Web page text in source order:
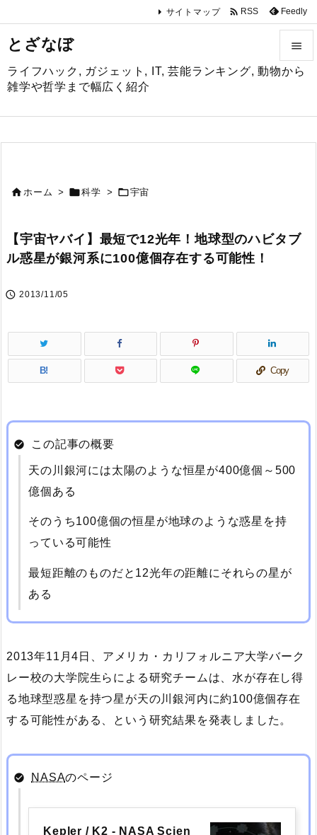
とざなぼ
ライフハック, ガジェット, IT, 芸能ランキング, 動物から
雑学や哲学まで幅広く紹介




サイトマップ  RSS Feedly
ホーム > 科学 > 宇宙
【宇宙ヤバイ】最短で12光年！地球型のハビタブ
ル惑星が銀河系に100億個存在する可能性！
 2013/11/05
B! Copy
この記事の概要
天の川銀河には太陽のような恒星が400億個～500
億個ある
そのうち100億個の恒星が地球のような惑星を持
っている可能性
最短距離のものだと12光年の距離にそれらの星が
ある
2013年11月4日、アメリカ・カリフォルニア大学バーク
レー校の大学院生らによる研究チームは、水が存在し得
る地球型惑星を持つ星が天の川銀河内に約100億個存在
する可能性がある、という研究結果を発表しました。
NASAのページ
Kepler / K2 - NASA Scien